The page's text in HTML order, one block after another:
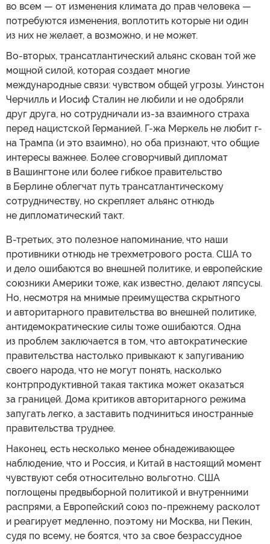
во всем — от изменения климата до прав человека —
потребуются изменения, воплотить которые ни один
из них не желает, а возможно, и не может.
Во-вторых, трансатлантический альянс скован той же
мощной силой, которая создает многие
международные связи: чувством общей угрозы. Уинстон
Черчилль и Иосиф Сталин не любили и не одобряли
друг друга, но сотрудничали из-за взаимного страха
перед нацистской Германией. Г-жа Меркель не любит г-
на Трампа (и это взаимно), но оба признают, что общие
интересы важнее. Более сговорчивый дипломат
в Вашингтоне или более гибкое правительство
в Берлине облегчат путь трансатлантическому
сотрудничеству, но скрепляет альянс отнюдь
не дипломатический такт.
В-третьих, это полезное напоминание, что наши
противники отнюдь не трехметрового роста. США то
и дело ошибаются во внешней политике, и европейские
союзники Америки тоже, как известно, делают ляпсусы.
Но, несмотря на мнимые преимущества скрытного
и авторитарного правительства во внешней политике,
антидемократические силы тоже ошибаются. Одна
из проблем заключается в том, что автократические
правительства настолько привыкают к запугиванию
своего народа, что не могут понять, насколько
контрпродуктивной такая тактика может оказаться
за границей. Дома критиков авторитарного режима
запугать легко, а заставить подчиниться иностранные
правительства труднее.
Наконец, есть несколько менее обнадеживающее
наблюдение, что и Россия, и Китай в настоящий момент
чувствуют себя относительно вольготно. США
поглощены предвыборной политикой и внутренними
распрями, а Европейский союз по-прежнему расколот
и реагирует медленно, поэтому ни Москва, ни Пекин,
судя по всему, не боятся, что за свое безрассудное